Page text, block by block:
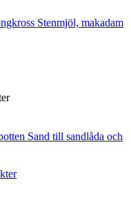
Stenmjöl, makadam
Sand till sandlåda och